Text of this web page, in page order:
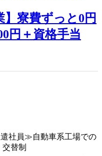
】寮費ずっと0円
円＋資格手当
社員≫自動車系工場での
替制